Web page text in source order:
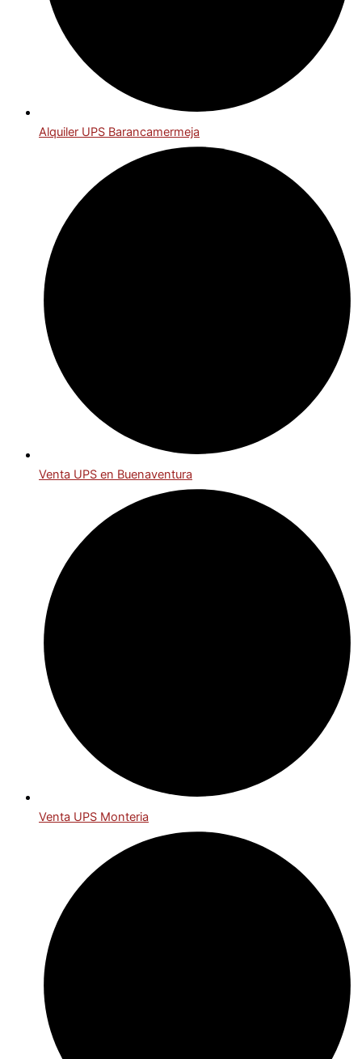
Alquiler UPS Barancamermeja
Venta UPS en Buenaventura
Venta UPS Monteria